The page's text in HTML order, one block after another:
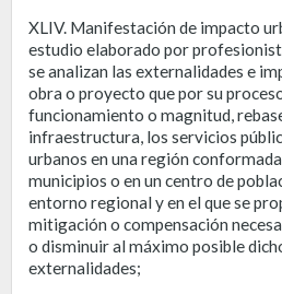
XLIV. Manifestación de impacto
estudio elaborado por
se analizan las externalidades e
obra o proyecto que por su
funcionamiento o magnitud,
infraestructura, los servicios
urbanos en una región
municipios o en un centro de
entorno regional y en el que se
mitigación o compensación
o disminuir al máximo posible
externalidades;